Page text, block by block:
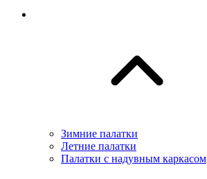
Зимние палатки
Летние палатки
Палатки с надувным каркасом